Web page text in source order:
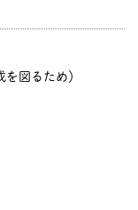
図るため）